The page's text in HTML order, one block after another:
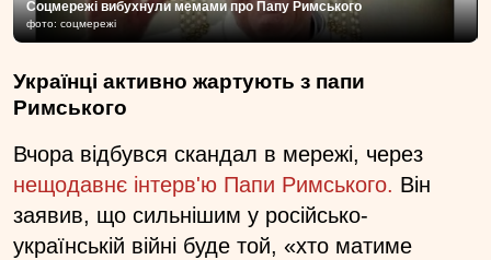
Соцмережі вибухнули мемами про Папу Римського
фото: соцмережі
Українці активно жартують з папи
Римського
Вчора відбувся скандал в мережі, через
нещодавнє інтерв'ю Папи Римського. Він
заявив, що сильнішим у російсько-
українській війні буде той, «хто матиме